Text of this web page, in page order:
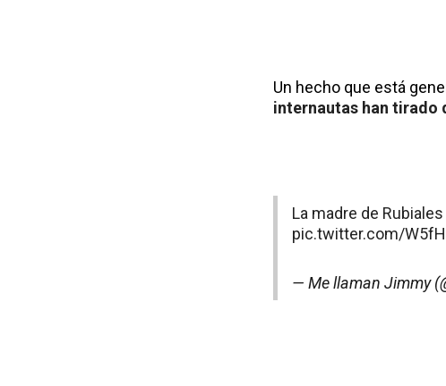
Un hecho que está
internautas han tirado
La madre de
pic.twitter.com/
— Me llaman Jimmy